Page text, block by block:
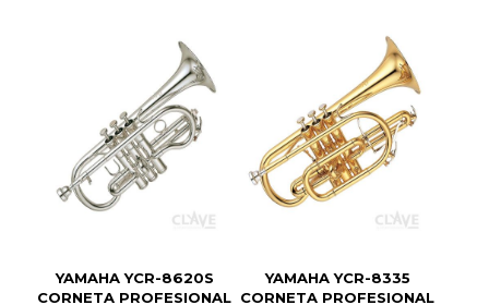
YAMAHA YCR-8620S
CORNETA PROFESIONAL
YAMAHA YCR-8335
CORNETA PROFESIONAL